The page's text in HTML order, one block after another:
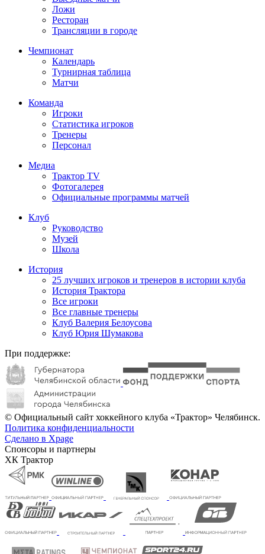
Ложи
Ресторан
Трансляции в городе
Чемпионат
Календарь
Турнирная таблица
Матчи
Команда
Игроки
Статистика игроков
Тренеры
Персонал
Медиа
Трактор TV
Фотогалерея
Официальные программы матчей
Клуб
Руководство
Музей
Школа
История
25 лучших игроков и тренеров в истории клуба
История Трактора
Все игроки
Все главные тренеры
Клуб Валерия Белоусова
Клуб Юрия Шумакова
При поддержке:
© Официальный сайт хоккейного клуба «Трактор» Челябинск.
Политика конфиденциальности
Сделано в Xpage
Спонсоры и партнеры
ХК Трактор